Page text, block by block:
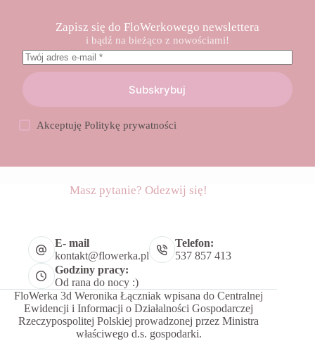
Zapisz się do FloWerkowego newslettera
i bądź na bieżąco z nowościami!
Subskrybuj
AkceptujęPolitykę prywatności
Masz pytanie? Odezwij się!
E- mail
kontakt@flowerka.pl
Telefon:
537 857 413
Godziny pracy:
Od rana do nocy :)
FloWerka 3d Weronika Łączniak wpisana do Centralnej
Ewidencji i Informacji o Działalności Gospodarczej
Rzeczypospolitej Polskiej prowadzonej przez Ministra
właściwego d.s. gospodarki.